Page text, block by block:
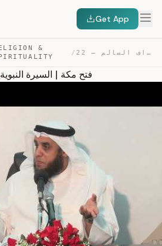
Get App
&
/ 22 – فتح مكة | السيرة النبوية | الشيخ نواف السالم — TRANSCRIPT
22 - فتح مكة | السيرة